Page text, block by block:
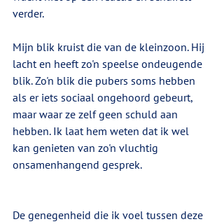
verder.
Mijn blik kruist die van de kleinzoon. Hij
lacht en heeft zo'n speelse ondeugende
blik. Zo'n blik die pubers soms hebben
als er iets sociaal ongehoord gebeurt,
maar waar ze zelf geen schuld aan
hebben. Ik laat hem weten dat ik wel
kan genieten van zo'n vluchtig
onsamenhangend gesprek.
De genegenheid die ik voel tussen deze